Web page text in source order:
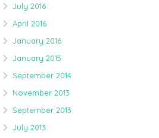
July 2016
April 2016
January 2016
January 2015
September 2014
November 2013
September 2013
July 2013